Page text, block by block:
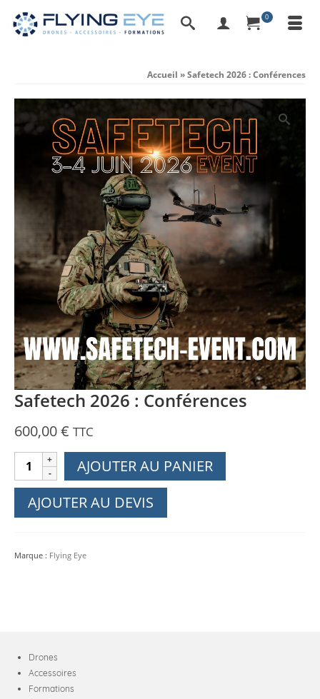
0
Accueil »Safetech 2026 : Conférences
Safetech 2026 : Conférences
600,00€ TTC
quantité
de
Safetech
2026
AJOUTER AU PANIER
AJOUTER AU DEVIS
Marque : Flying Eye
Drones
Accessoires
Formations